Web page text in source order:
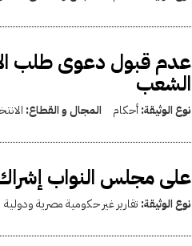
عدم قبول دعوى طلب
الشعب
نوع الوثيقة:أحكام المجال و القطاع:
على مجلس النواب إشراك
نوع الوثيقة: تقارير غير حكومية مصرية ودولية